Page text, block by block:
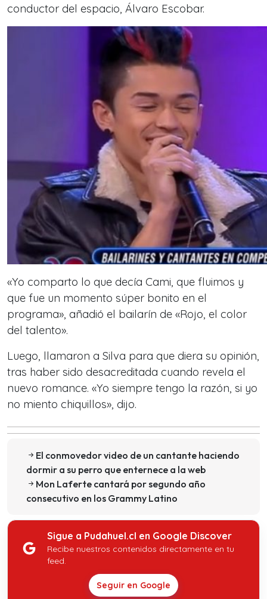
conductor del espacio, Álvaro Escobar.
«Yo comparto lo que decía Cami, que fluimos y
que fue un momento súper bonito en el
programa», añadió el bailarín de «Rojo, el color
del talento».
Luego, llamaron a Silva para que diera su opinión,
tras haber sido desacreditada cuando revela el
nuevo romance. «Yo siempre tengo la razón, si yo
no miento chiquillos», dijo.
El conmovedor video de un cantante haciendo
dormir a su perro que enternece a la web
Mon Laferte cantará por segundo año
consecutivo en los Grammy Latino
Sigue a Pudahuel.cl en Google Discover
Recibe nuestros contenidos directamente en tu
feed.
Seguir en Google